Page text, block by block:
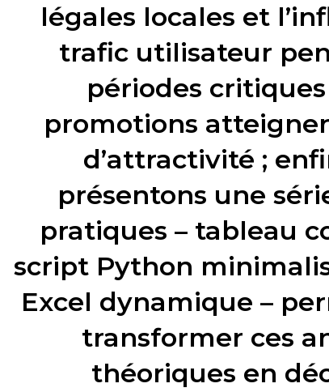
légales locales et
trafic utilisateur
périodes
promotions
d’attractivité ;
présentons une
pratiques – tableau
script Python
Excel dynamique –
transformer ces
théoriques en